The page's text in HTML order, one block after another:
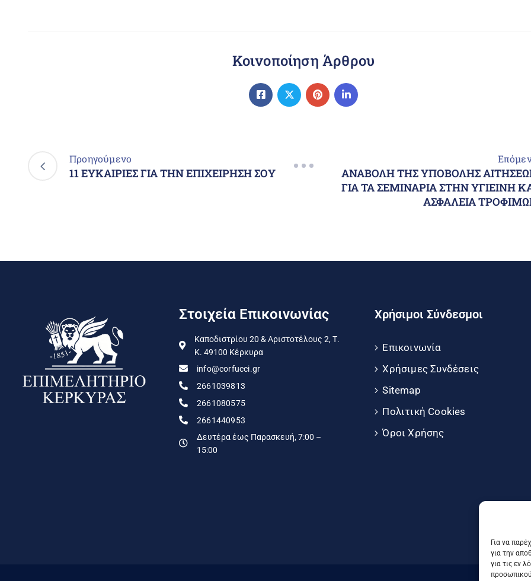
Για να
για την
για τις εν
Κοινοποίηση Άρθρου
Προηγούμενο
11 ΕΥΚΑΙΡΙΕΣ ΓΙΑ ΤΗΝ ΕΠΙΧΕΙΡΗΣΗ ΣΟΥ
ΑΝΑΒΟΛΗ ΤΗΣ ΥΠΟΒΟΛΗΣ
ΓΙΑ ΤΑ ΣΕΜΙΝΑΡΙΑ ΣΤΗΝ ΥΓΙΕΙΝΗ
ΑΣΦΑΛΕΙΑ
Στοιχεία Επικοινωνίας
Καποδιστρίου 20 & Αριστοτέλους 2, Τ.
Κ. 49100 Κέρκυρα
info@corfucci.gr
2661039813
2661080575
2661440953
Δευτέρα έως Παρασκευή, 7:00 –
15:00
Χρήσιμοι Σύνδεσμοι
Επικοινωνία
Χρήσιμες Συνδέσεις
Sitemap
Πολιτική Cookies
Όροι Χρήσης